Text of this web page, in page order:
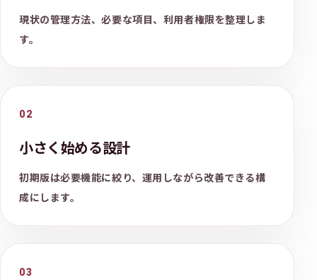
現状の管理方法、必要な項目、利用者権限を整理しま
す。
02
小さく始める設計
初期版は必要機能に絞り、運用しながら改善できる構
成にします。
03